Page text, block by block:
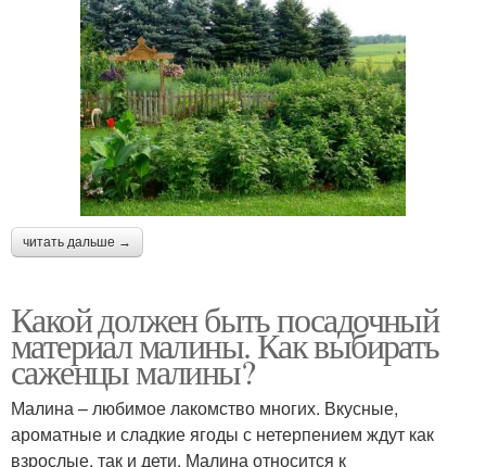
читать дальше →
Какой должен быть посадочный
материал малины. Как выбирать
саженцы малины?
Малина – любимое лакомство многих. Вкусные,
ароматные и сладкие ягоды с нетерпением ждут как
взрослые, так и дети. Малина относится к